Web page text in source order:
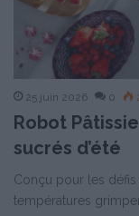
25 juin 2026 0
Robot
sucrés d’été
Conçu pour les
températures